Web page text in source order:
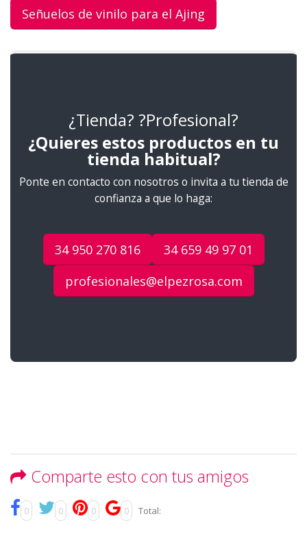
Señuelos de vinilo para el Ajing
¿Tienda? ?Profesional?
¿Quieres estos productos en tu
tienda habitual?
Ponte en contacto con nosotros o invita a tu tienda de
confianza a que lo haga:
34 950 270 816
34 659 49 97 01
profesionales@elpezrosa.com
Comparte esto con tus amigos
0 0 0 0 Total: